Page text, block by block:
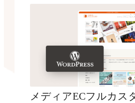
メディアECフルカス